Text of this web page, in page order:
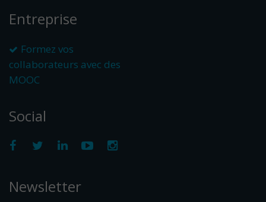
Entreprise
Formez vos
collaborateurs avec des
MOOC
Social
Newsletter